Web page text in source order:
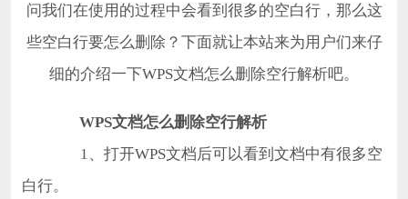
问我们在使用的过程中会看到很多的空白行，那么这
些空白行要怎么删除？下面就让本站来为用户们来仔
细的介绍一下WPS文档怎么删除空行解析吧。
WPS文档怎么删除空行解析
1、打开WPS文档后可以看到文档中有很多空
白行。